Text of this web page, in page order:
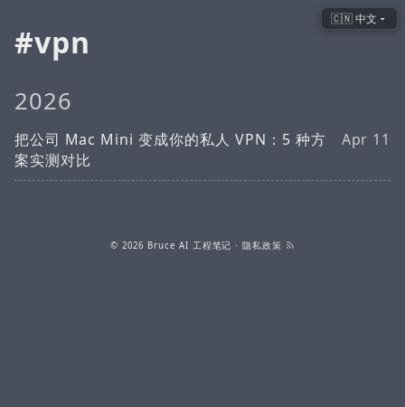
🇨🇳 中文
vpn
2026
把公司 Mac Mini 变成你的私人 VPN：5 种方
案实测对比
Apr 11
© 2026 Bruce AI 工程笔记 ·隐私政策